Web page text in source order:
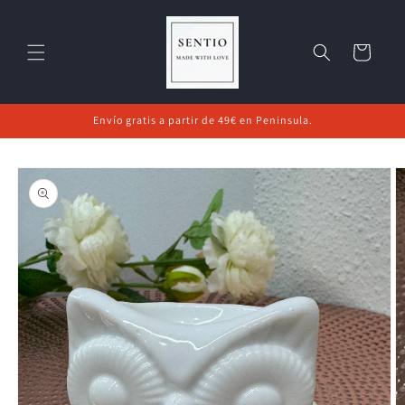
Carrito
Envío gratis a partir de 49€ en Peninsula.
directamente
a la
información
del producto